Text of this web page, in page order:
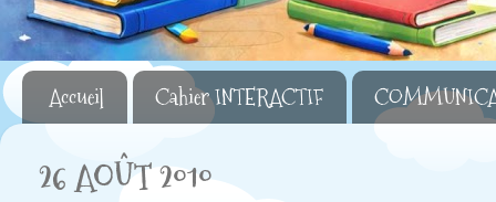
Accueil Cahier INTERACTIF
26 AOÛT 2010